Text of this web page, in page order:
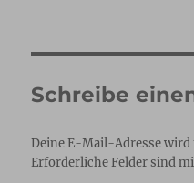
Schreibe
Deine E-Mail-Adresse
Erforderliche Felder sind